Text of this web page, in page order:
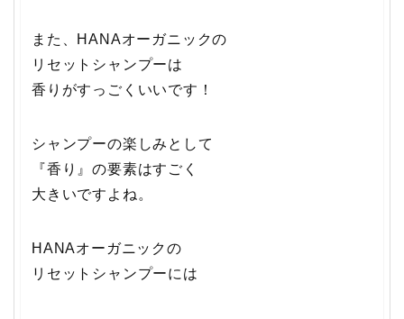
また、HANAオーガニックの
リセットシャンプーは
香りがすっごくいいです！
シャンプーの楽しみとして
『香り』の要素はすごく
大きいですよね。
HANAオーガニックの
リセットシャンプーには